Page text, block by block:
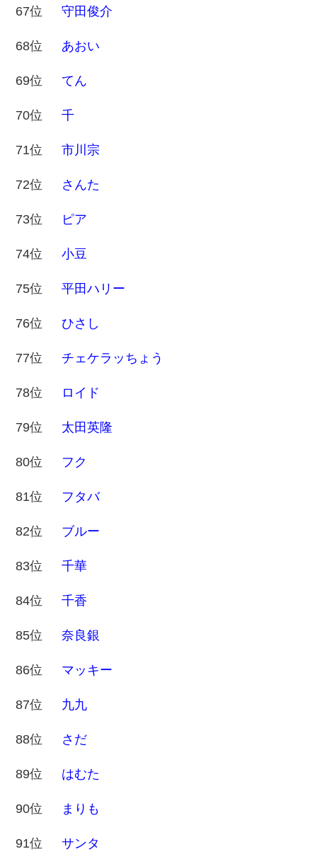
67位 守田俊介
68位 あおい
69位 てん
70位 千
71位 市川宗
72位 さんた
73位 ピア
74位 小豆
75位 平田ハリー
76位 ひさし
77位 チェケラッちょう
78位 ロイド
79位 太田英隆
80位 フク
81位 フタバ
82位 ブルー
83位 千華
84位 千香
85位 奈良銀
86位 マッキー
87位 九九
88位 さだ
89位 はむた
90位 まりも
91位 サンタ